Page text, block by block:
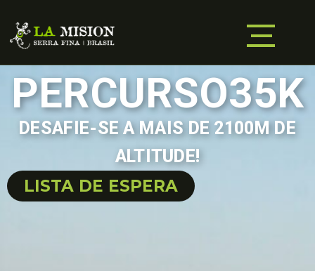
PERCURSO35K
DESAFIE-SE A MAIS DE 2100M DE
ALTITUDE!
LISTA DE ESPERA